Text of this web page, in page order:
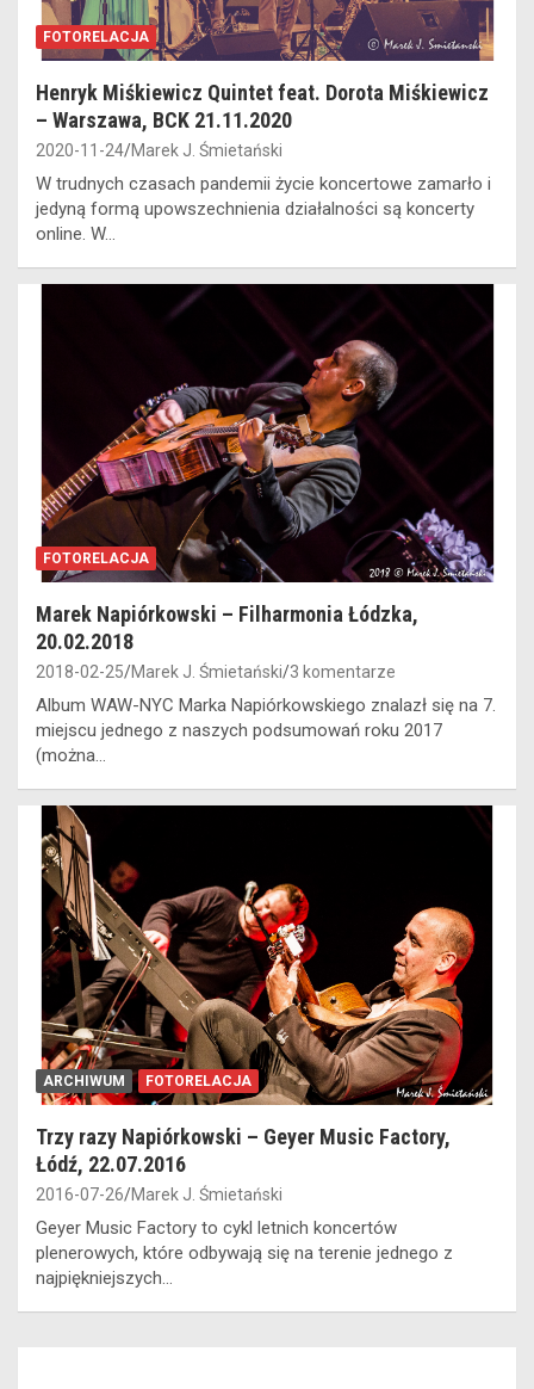
FOTORELACJA
Henryk Miśkiewicz Quintet feat. Dorota Miśkiewicz
– Warszawa, BCK 21.11.2020
2020-11-24 Marek J. Śmietański
W trudnych czasach pandemii życie koncertowe zamarło i
jedyną formą upowszechnienia działalności są koncerty
online. W…
FOTORELACJA
Marek Napiórkowski – Filharmonia Łódzka,
20.02.2018
2018-02-25 Marek J. Śmietański 3 komentarze
Album WAW-NYC Marka Napiórkowskiego znalazł się na 7.
miejscu jednego z naszych podsumowań roku 2017
(można…
ARCHIWUM FOTORELACJA
Trzy razy Napiórkowski – Geyer Music Factory,
Łódź, 22.07.2016
2016-07-26 Marek J. Śmietański
Geyer Music Factory to cykl letnich koncertów
plenerowych, które odbywają się na terenie jednego z
najpiękniejszych…